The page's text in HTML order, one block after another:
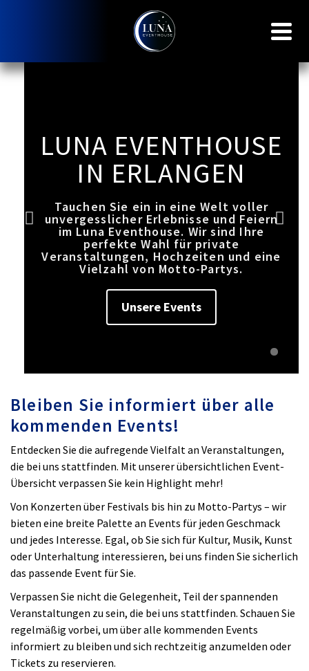
LUNA EVENTHOUSE
IN ERLANGEN
Tauchen Sie ein in eine Welt voller
unvergesslicher Erlebnisse und Feiern
im Luna Eventhouse. Wir sind Ihre
perfekte Wahl für private
Veranstaltungen, Hochzeiten und eine
Vielzahl von Motto-Partys.
Unsere Events
Bleiben Sie informiert über alle
kommenden Events!
Entdecken Sie die aufregende Vielfalt an Veranstaltungen,
die bei uns stattfinden. Mit unserer übersichtlichen Event-
Übersicht verpassen Sie kein Highlight mehr!
Von Konzerten über Festivals bis hin zu Motto-Partys – wir
bieten eine breite Palette an Events für jeden Geschmack
und jedes Interesse. Egal, ob Sie sich für Kultur, Musik, Kunst
oder Unterhaltung interessieren, bei uns finden Sie sicherlich
das passende Event für Sie.
Verpassen Sie nicht die Gelegenheit, Teil der spannenden
Veranstaltungen zu sein, die bei uns stattfinden. Schauen Sie
regelmäßig vorbei, um über alle kommenden Events
informiert zu bleiben und sich rechtzeitig anzumelden oder
Tickets zu reservieren.